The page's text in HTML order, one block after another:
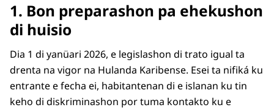
1. Bon preparashon pa ehekushon
di huisio
Dia 1 di yanüari 2026, e legislashon di trato igual ta
drenta na vigor na Hulanda Karibense. Esei ta nifiká ku
entrante e fecha ei, habitantenan di e islanan ku tin
keho di diskriminashon por tuma kontakto ku e